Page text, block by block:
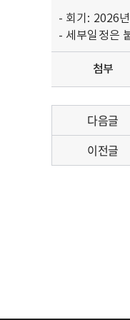
- 회기: 2026
- 세부일정은
첨부
다음글
이전글